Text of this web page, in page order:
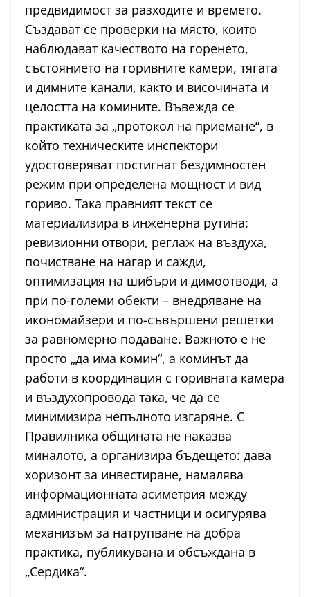
предвидимост за разходите и времето.
Създават се проверки на място, които
наблюдават качеството на горенето,
състоянието на горивните камери, тягата
и димните канали, както и височината и
целостта на комините. Въвежда се
практиката за „протокол на приемане“, в
който техническите инспектори
удостоверяват постигнат бездимностен
режим при определена мощност и вид
гориво. Така правният текст се
материализира в инженерна рутина:
ревизионни отвори, реглаж на въздуха,
почистване на нагар и сажди,
оптимизация на шибъри и димоотводи, а
при по-големи обекти – внедряване на
икономайзери и по-съвършени решетки
за равномерно подаване. Важното е не
просто „да има комин“, а коминът да
работи в координация с горивната камера
и въздухопровода така, че да се
минимизира непълното изгаряне. С
Правилника общината не наказва
миналото, а организира бъдещето: дава
хоризонт за инвестиране, намалява
информационната асиметрия между
администрация и частници и осигурява
механизъм за натрупване на добра
практика, публикувана и обсъждана в
„Сердика“.